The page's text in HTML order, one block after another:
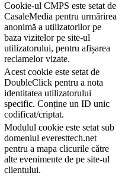
Cookie-ul CMPS este setat de
CasaleMedia pentru urmărirea
anonimă a utilizatorilor pe
baza vizitelor pe site-ul
utilizatorului, pentru afișarea
reclamelor vizate.
Acest cookie este setat de
DoubleClick pentru a nota
identitatea utilizatorului
specific. Conține un ID unic
codificat/criptat.
Modulul cookie este setat sub
domeniul everesttech.net
pentru a mapa clicurile către
alte evenimente de pe site-ul
clientului.